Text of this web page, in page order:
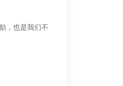
，也是我们不